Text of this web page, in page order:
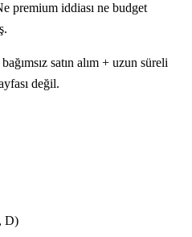
premium iddiası ne budget
bağımsız satın alım + uzun süreli
değil.
D)